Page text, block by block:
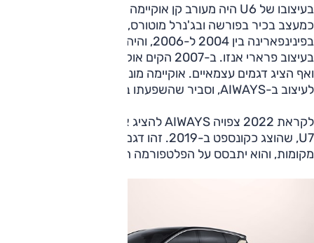
בעיצובו של U6 היה מעורב קן אוקיימה היפני. אוקיימה עבד
כמעצב בכיר בפורשה ובג'נרל מוטורס, היה מנהל קריאטיבי
בפינינפארינה בין 2004 ל-2006, והיה מעורב שם, בין היתר,
בעיצוב פרארי אנזו. ב-2007 הקים אוקיימה מרכז עיצוב משלו
לעיצוב ב-AIWAYS, וסביר שהשפעתו בעיצוב דגמיה תגדל.
לקראת 2022 צפויה AIWAYS להציג את הגרסה הסדרתית של
U7, שהוצג כקונספט ב-2019. זהו דגם פנאי גדול יותר עם שבעה
מקומות, והוא יתבסס על הפלטפורמה המשרתת את U5 ו-U6.